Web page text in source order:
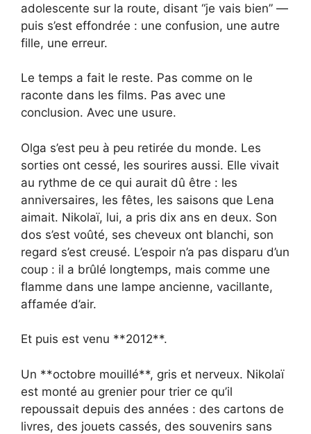
adolescente sur la route, disant “je vais bien” —
puis s’est effondrée : une confusion, une autre
fille, une erreur.
Le temps a fait le reste. Pas comme on le
raconte dans les films. Pas avec une
conclusion. Avec une usure.
Olga s’est peu à peu retirée du monde. Les
sorties ont cessé, les sourires aussi. Elle vivait
au rythme de ce qui aurait dû être : les
anniversaires, les fêtes, les saisons que Lena
aimait. Nikolaï, lui, a pris dix ans en deux. Son
dos s’est voûté, ses cheveux ont blanchi, son
regard s’est creusé. L’espoir n’a pas disparu d’un
coup : il a brûlé longtemps, mais comme une
flamme dans une lampe ancienne, vacillante,
affamée d’air.
Et puis est venu **2012**.
Un **octobre mouillé**, gris et nerveux. Nikolaï
est monté au grenier pour trier ce qu’il
repoussait depuis des années : des cartons de
livres, des jouets cassés, des souvenirs sans